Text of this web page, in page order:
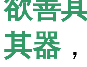
欲善
其器